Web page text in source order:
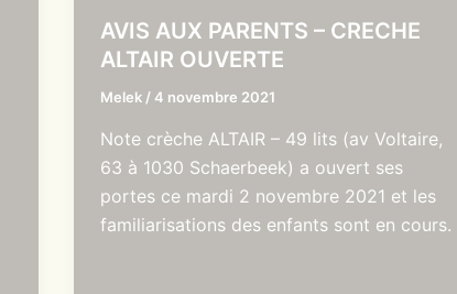
AVIS AUX PARENTS – CRECHE
ALTAIR OUVERTE
Melek /4 novembre 2021
Note crèche ALTAIR – 49 lits (av Voltaire,
63 à 1030 Schaerbeek) a ouvert ses
portes ce mardi 2 novembre 2021 et les
familiarisations des enfants sont en cours.